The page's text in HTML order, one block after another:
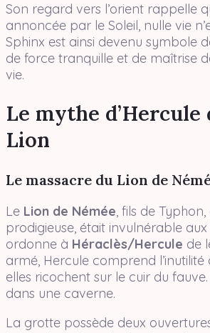
Son regard vers l’orient rappelle
annoncée par le Soleil, nulle vie
Sphinx est ainsi devenu symbole
de force tranquille et de maîtrise
vie.
Le mythe d’Hercule
Lion
Le massacre du Lion de
Le Lion de Némée , fils de
prodigieuse, était invulnérable
ordonne à Héraclès/Hercule de
armé, Hercule comprend l’inutilité
elles ricochent sur le cuir du
dans une caverne.
La grotte possède deux